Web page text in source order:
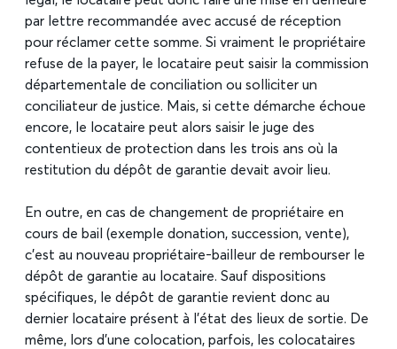
par lettre recommandée avec accusé de réception
pour réclamer cette somme. Si vraiment le propriétaire
refuse de la payer, le locataire peut saisir la commission
départementale de conciliation ou solliciter un
conciliateur de justice. Mais, si cette démarche échoue
encore, le locataire peut alors saisir le juge des
contentieux de protection dans les trois ans où la
restitution du dépôt de garantie devait avoir lieu.
En outre, en cas de changement de propriétaire en
cours de bail (exemple donation, succession, vente),
c’est au nouveau propriétaire-bailleur de rembourser le
dépôt de garantie au locataire. Sauf dispositions
spécifiques, le dépôt de garantie revient donc au
dernier locataire présent à l’état des lieux de sortie. De
même, lors d’une colocation, parfois, les colocataires